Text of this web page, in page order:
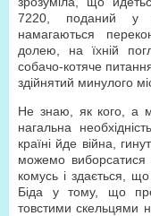
7220, поданий у
намагаються
долею, на їхній
собачо-котяче
здійнятий минулого
Не знаю, як кого, а
нагальна
країні йде війна,
можемо виборсатися
комусь і здається,
Біда у тому, що
товстими скельцями